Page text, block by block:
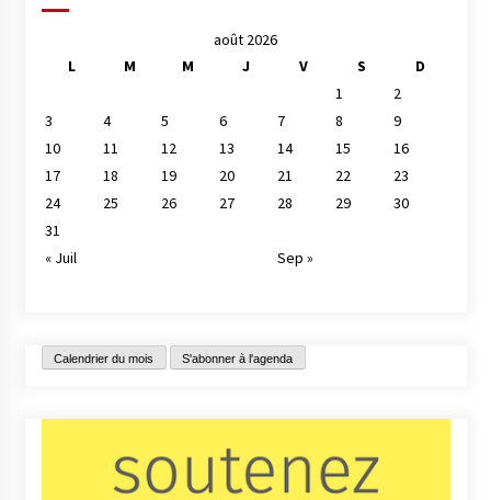
août 2026
L
M M J V S
D
1
2
3
4 5 6 7 8
9
10
11 12 13 14 15
16
17
18 19 20 21 22
23
24
25 26 27 28 29
30
31
« Juil
Sep »
Calendrier du mois S'abonner à l'agenda